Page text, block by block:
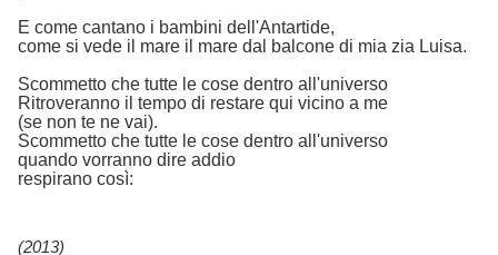
E come cantano i bambini dell'Antartide,
come si vede il mare il mare dal balcone di mia zia Luisa.
Scommetto che tutte le cose dentro all'universo
Ritroveranno il tempo di restare qui vicino a me
(se non te ne vai).
Scommetto che tutte le cose dentro all'universo
quando vorranno dire addio
respirano così:
(2013)